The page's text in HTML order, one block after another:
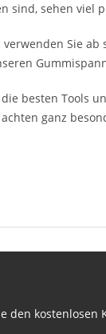
sind, sehen viel
Sie
besten Tools
ganz
den kostenlosen